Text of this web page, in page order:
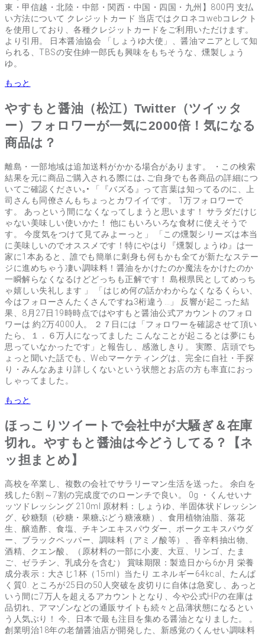
東・甲信越・北陸・中部・関西・中国・四国・九州】800円 支払
い方法について クレジットカード 当店ではクロネコwebコレクト
を使用しており、各種クレジットカードをご利用いただけます。
より引用。 日本醤油協会 「しょうゆ大使」、醤油マニアとして知
られる、TBSの安住紳一郎氏も興味をもちそうな、燻製しょう
ゆ。
もっと
やすもと醤油（松江）Twitter（ツイッタ
ー）フォロワーが一気に2000倍！気になる
商品は？
離島・一部地域は追加送料がかかる場合があります。 ・この検索
結果を元に商品ご購入される際には､ご自身でも各商品の詳細につ
いてご確認ください｡• 「『バズる』って言葉は知ってるのに、上
司さんも同僚さんもちょっとカワイイです。 1万フォロワーで
す。 あっという間になくなってしまうと思います！ サラダだけじ
ゃない美味しい使いかた！ 他にもいろいろな食材に使えそうで
す。 今度気をつけて見てみよーっと」 「この燻製シリーズは本当
に美味しいのでオススメです！特にやはり『燻製しょうゆ』は一
家に1本あると、誰でも簡単に刺身も何もかも全てが新たなステー
ジに進めちゃう凄い調味料！醤油をかけたのか魔法をかけたのか
一瞬解らなくなるけどどっちも正解です！ 島根県民としてめっち
ゃ嬉しい失礼します 」 「はじめ何の話かわからなくなるくらい、
今はフォローさんたくさんですね3桁違う…」 反響が起こった結
果、8月27日19時時点ではやすもと醤油公式アカウントのフォロ
ワーは 約2万4000人。 ２７日には「フォロワーを確認させて頂い
たら、１．６万人になってました こんなことが起こるとは夢にも
思っていなかったです」と報告し、感激しきり。 実際、店頭でち
ょっと聞いた話でも、Webマーケティングは、完全に自社・手探
り・みんなあまり詳しくないという状態とお店の方も率直におっ
しゃってました。
もっと
ほっこりツイートで会社中が大騒ぎ＆在庫
切れ。やすもと醤油は今どうしてる？【ネ
ッ担まとめ】
高校を卒業し、複数の会社でサラリーマン生活を送った。 余白を
残した6割～7割の完成度でのローンチで良い。 0g ・くんせいナ
ッツドレッシング 210ml 原材料：しょうゆ、半固体状ドレッシン
グ、砂糖類（砂糖・果糖ぶどう糖液糖）、食用植物油脂、落花
生、醸造酢、食塩、チキンエキスパウダー、ポークエキスパウダ
ー、ブラックペッパー、調味料（アミノ酸等）、香辛料抽出物、
酒精、クエン酸、（原材料の一部に小麦、大豆、リンゴ、たま
ご、ゼラチン、乳成分を含む） 賞味期限：製造日から6か月 栄養
成分表示：大さじ1杯（15ml）当たり エネルギー64kcal、たんぱ
く質0. ところが25日の50人突破を皮切りに自体は急変し、あっと
いう間に7万人を超えるアカウントとなり、今や公式HPの在庫は
品切れ、アマゾンなどの通販サイトも続々と品薄状態になるとい
う人気ぶり！ 今、日本で最も注目を集める醤油となりました。 。
創業明治18年の老舗醤油店が開発した、新感覚のくんせい調味料